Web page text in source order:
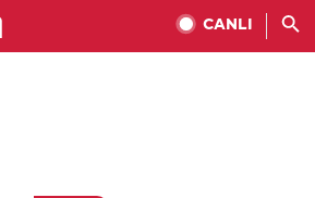
CANLI